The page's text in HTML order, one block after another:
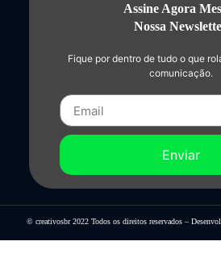
Assine Agora
Nossa
Fique por dentro de tudo o que
comunicação.
Enviar
© creativosbr 2022 Todos os direitos reservados –